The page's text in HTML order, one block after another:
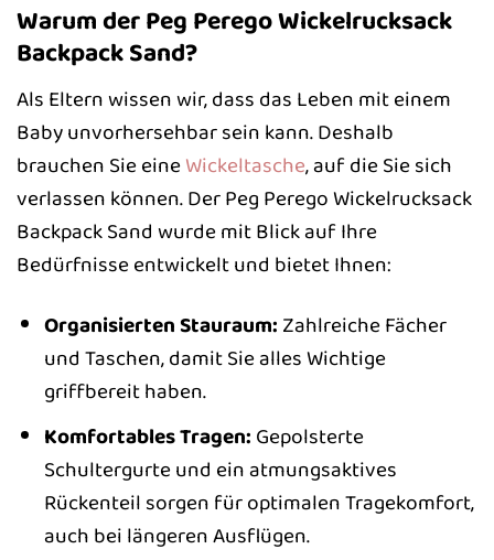
Warum der Peg Perego Wickelrucksack
Backpack Sand?
Als Eltern wissen wir, dass das Leben mit einem
Baby unvorhersehbar sein kann. Deshalb
brauchen Sie eineWickeltasche, auf die Sie sich
verlassen können. Der Peg Perego Wickelrucksack
Backpack Sand wurde mit Blick auf Ihre
Bedürfnisse entwickelt und bietet Ihnen:
Organisierten Stauraum: Zahlreiche Fächer
und Taschen, damit Sie alles Wichtige
griffbereit haben.
Komfortables Tragen: Gepolsterte
Schultergurte und ein atmungsaktives
Rückenteil sorgen für optimalen Tragekomfort,
auch bei längeren Ausflügen.